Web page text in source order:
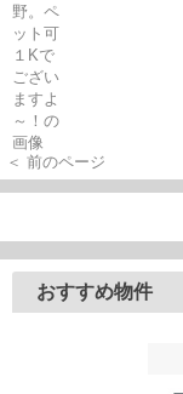
＜ 前のページ
おすすめ物件